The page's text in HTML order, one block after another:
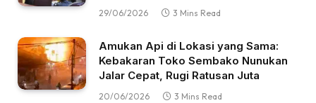
29/06/2026 3 Mins Read
Amukan Api di Lokasi yang Sama:
Kebakaran Toko Sembako Nunukan
Jalar Cepat, Rugi Ratusan Juta
20/06/2026 3 Mins Read